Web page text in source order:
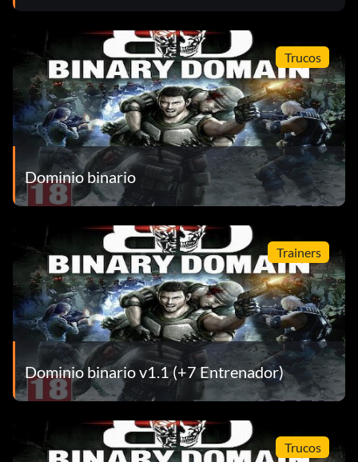
Trucos
Dominio binario
Trainers
Dominio binario v1.1 (+7 Entrenador)
Trucos